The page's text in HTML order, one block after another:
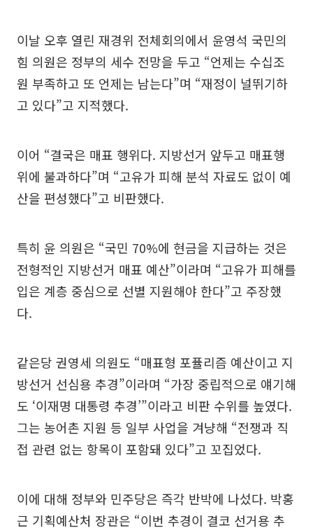
이날 오후 열린 재경위 전체회의에서 윤영석 국민의
힘 의원은 정부의 세수 전망을 두고 “언제는 수십조
원 부족하고 또 언제는 남는다”며 “재정이 널뛰기하
고 있다”고 지적했다.
이어 “결국은 매표 행위다. 지방선거 앞두고 매표행
위에 불과하다”며 “고유가 피해 분석 자료도 없이 예
산을 편성했다”고 비판했다.
특히 윤 의원은 “국민 70%에 현금을 지급하는 것은
전형적인 지방선거 매표 예산”이라며 “고유가 피해를
입은 계층 중심으로 선별 지원해야 한다”고 주장했
다.
같은당 권영세 의원도 “매표형 포퓰리즘 예산이고 지
방선거 선심용 추경”이라며 “가장 중립적으로 얘기해
도 ‘이재명 대통령 추경’”이라고 비판 수위를 높였다.
그는 농어촌 지원 등 일부 사업을 겨냥해 “전쟁과 직
접 관련 없는 항목이 포함돼 있다”고 꼬집었다.
이에 대해 정부와 민주당은 즉각 반박에 나섰다. 박홍
근 기획예산처 장관은 “이번 추경이 결코 선거용 추